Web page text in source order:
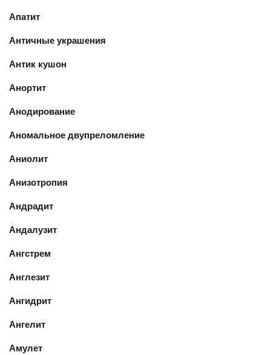
Апатит
Античные украшения
Антик кушон
Анортит
Анодирование
Аномальное двупреломление
Аниолит
Анизотропия
Андрадит
Андалузит
Ангстрем
Англезит
Ангидрит
Ангелит
Амулет